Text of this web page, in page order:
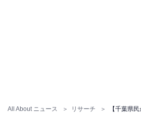
All About ニュース リサーチ